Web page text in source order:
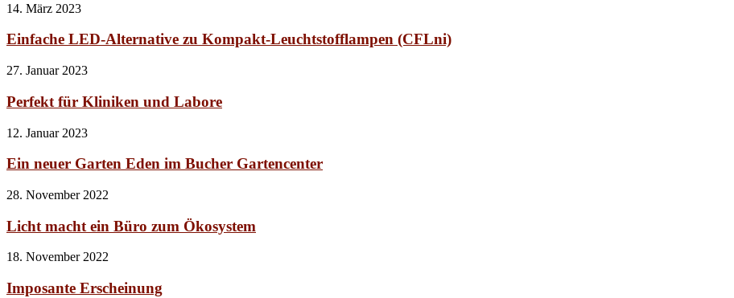
14. März 2023
Einfache LED-Alternative zu Kompakt-Leuchtstofflampen (CFLni)
27. Januar 2023
Perfekt für Kliniken und Labore
12. Januar 2023
Ein neuer Garten Eden im Bucher Gartencenter
28. November 2022
Licht macht ein Büro zum Ökosystem
18. November 2022
Imposante Erscheinung